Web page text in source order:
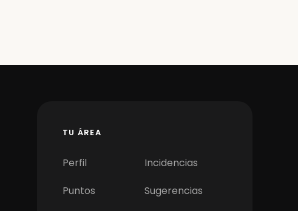
TU ÁREA
Perfil
Incidencias
Puntos
Sugerencias